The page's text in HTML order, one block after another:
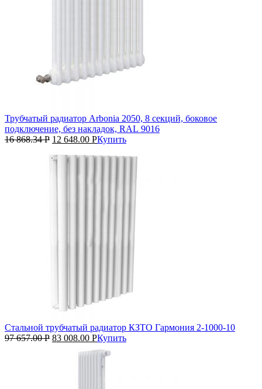
Трубчатый радиатор Arbonia 2050, 8 секций, боковое
подключение, без накладок, RAL 9016
16 868.34Р 12 648.00 РКупить
Стальной трубчатый радиатор КЗТО Гармония 2‑1000‑10
97 657.00Р 83 008.00 РКупить